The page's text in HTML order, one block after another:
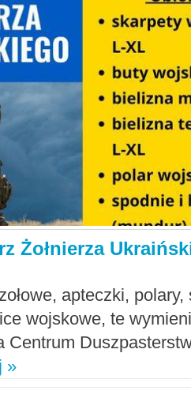
Żołnierza
apteczki,
wojskowe, te
Centrum
»